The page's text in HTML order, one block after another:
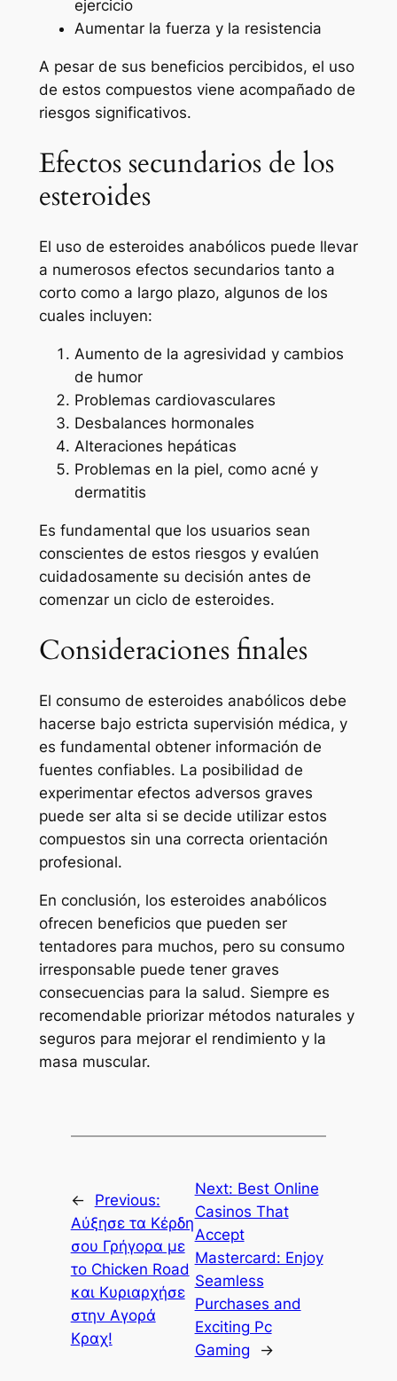
ejercicio
Aumentar la fuerza y la resistencia
A pesar de sus beneficios percibidos, el uso
de estos compuestos viene acompañado de
riesgos significativos.
Efectos secundarios de los
esteroides
El uso de esteroides anabólicos puede llevar
a numerosos efectos secundarios tanto a
corto como a largo plazo, algunos de los
cuales incluyen:
Aumento de la agresividad y cambios
de humor
Problemas cardiovasculares
Desbalances hormonales
Alteraciones hepáticas
Problemas en la piel, como acné y
dermatitis
Es fundamental que los usuarios sean
conscientes de estos riesgos y evalúen
cuidadosamente su decisión antes de
comenzar un ciclo de esteroides.
Consideraciones finales
El consumo de esteroides anabólicos debe
hacerse bajo estricta supervisión médica, y
es fundamental obtener información de
fuentes confiables. La posibilidad de
experimentar efectos adversos graves
puede ser alta si se decide utilizar estos
compuestos sin una correcta orientación
profesional.
En conclusión, los esteroides anabólicos
ofrecen beneficios que pueden ser
tentadores para muchos, pero su consumo
irresponsable puede tener graves
consecuencias para la salud. Siempre es
recomendable priorizar métodos naturales y
seguros para mejorar el rendimiento y la
masa muscular.
←
Previous:
Αύξησε τα Κέρδη
σου Γρήγορα με
το Chicken Road
και Κυριαρχήσε
στην Αγορά
Κραχ!
Next: Best Online
Casinos That
Accept
Mastercard: Enjoy
Seamless
Purchases and
Exciting Pc
Gaming
→